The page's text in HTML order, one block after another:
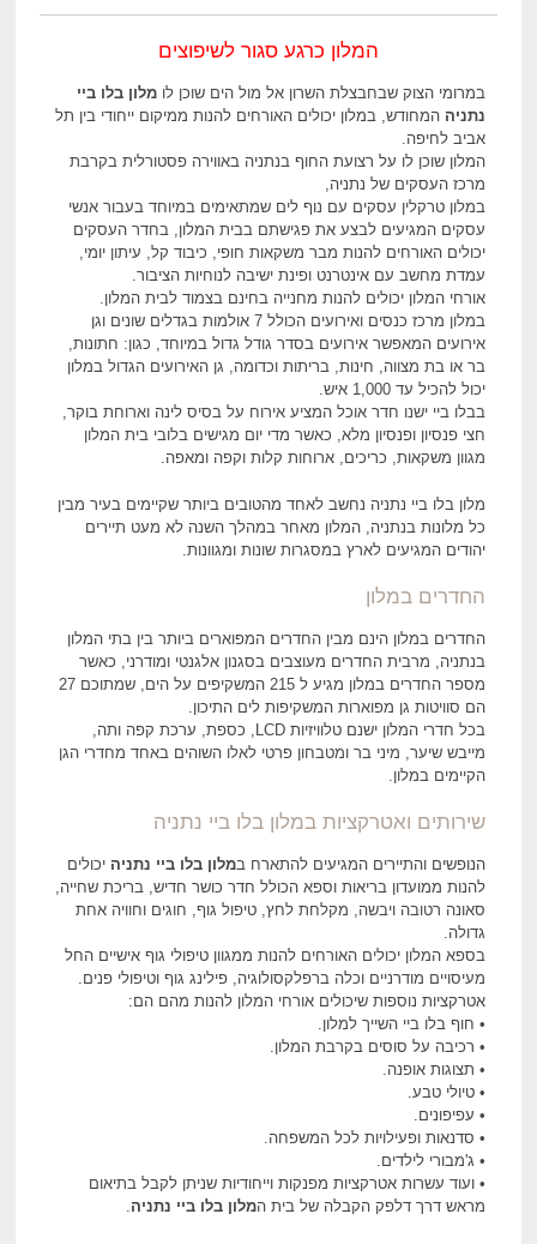
המלון כרגע סגור לשיפוצים
במרומי הצוק שבחבצלת השרון אל מול הים שוכן לומלון בלו ביי
נתניה המחודש, במלון יכולים האורחים להנות ממיקום ייחודי בין תל
אביב לחיפה.
המלון שוכן לו על רצועת החוף בנתניה באווירה פסטורלית בקרבת
מרכז העסקים של נתניה,
במלון טרקלין עסקים עם נוף לים שמתאימים במיוחד בעבור אנשי
עסקים המגיעים לבצע את פגישתם בבית המלון, בחדר העסקים
יכולים האורחים להנות מבר משקאות חופי, כיבוד קל, עיתון יומי,
עמדת מחשב עם אינטרנט ופינת ישיבה לנוחיות הציבור.
אורחי המלון יכולים להנות מחנייה בחינם בצמוד לבית המלון.
במלון מרכז כנסים ואירועים הכולל 7 אולמות בגדלים שונים וגן
אירועים המאפשר אירועים בסדר גודל גדול במיוחד, כגון: חתונות,
בר או בת מצווה, חינות, בריתות וכדומה, גן האירועים הגדול במלון
יכול להכיל עד 1,000 איש.
בבלו ביי ישנו חדר אוכל המציע אירוח על בסיס לינה וארוחת בוקר,
חצי פנסיון ופנסיון מלא, כאשר מדי יום מגישים בלובי בית המלון
מגוון משקאות, כריכים, ארוחות קלות וקפה ומאפה.
מלון בלו ביי נתניה נחשב לאחד מהטובים ביותר שקיימים בעיר מבין
כל מלונות בנתניה, המלון מאחר במהלך השנה לא מעט תיירים
יהודים המגיעים לארץ במסגרות שונות ומגוונות.
החדרים במלון
החדרים במלון הינם מבין החדרים המפוארים ביותר בין בתי המלון
בנתניה, מרבית החדרים מעוצבים בסגנון אלגנטי ומודרני, כאשר
מספר החדרים במלון מגיע ל 215 המשקיפים על הים, שמתוכם 27
הם סוויטות גן מפוארות המשקיפות לים התיכון.
בכל חדרי המלון ישנם טלוויזיות LCD, כספת, ערכת קפה ותה,
מייבש שיער, מיני בר ומטבחון פרטי לאלו השוהים באחד מחדרי הגן
הקיימים במלון.
שירותים ואטרקציות במלון בלו ביי נתניה
הנופשים והתיירים המגיעים להתארח במלון בלו ביי נתניה יכולים
להנות ממועדון בריאות וספא הכולל חדר כושר חדיש, בריכת שחייה,
סאונה רטובה ויבשה, מקלחת לחץ, טיפול גוף, חוגים וחוויה אחת
גדולה.
בספא המלון יכולים האורחים להנות ממגוון טיפולי גוף אישיים החל
מעיסויים מודרניים וכלה ברפלקסולוגיה, פילינג גוף וטיפולי פנים.
אטרקציות נוספות שיכולים אורחי המלון להנות מהם הם:
• חוף בלו ביי השייך למלון.
• רכיבה על סוסים בקרבת המלון.
• תצוגות אופנה.
• טיולי טבע.
• עפיפונים.
• סדנאות ופעילויות לכל המשפחה.
• ג'מבורי לילדים.
• ועוד עשרות אטרקציות מפנקות וייחודיות שניתן לקבל בתיאום
מראש דרך דלפק הקבלה של בית המלון בלו ביי נתניה